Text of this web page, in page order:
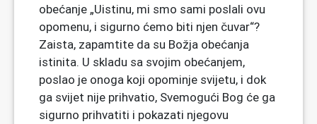
obećanje „Uistinu, mi smo sami poslali ovu
opomenu, i sigurno ćemo biti njen čuvar“?
Zaista, zapamtite da su Božja obećanja
istinita. U skladu sa svojim obećanjem,
poslao je onoga koji opominje svijetu, i dok
ga svijet nije prihvatio, Svemogući Bog će ga
sigurno prihvatiti i pokazati njegovu